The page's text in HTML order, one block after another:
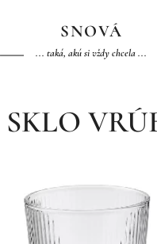
SNOVÁ
... taká, akú si vždy chcela ...